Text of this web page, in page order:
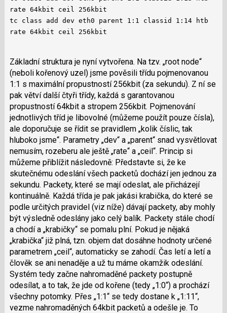
rate 64kbit ceil 256kbit
tc class add dev eth0 parent 1:1 classid 1:14 htb
rate 64kbit ceil 256kbit
Základní struktura je nyní vytvořena. Na tzv. „root node“
(neboli kořenový uzel) jsme pověsili třídu pojmenovanou
1:1 s maximální propustností 256kbit (za sekundu). Z ní se
pak větví další čtyři třídy, každá s garantovanou
propustností 64kbit a stropem 256kbit. Pojmenování
jednotlivých tříd je libovolné (můžeme použít pouze čísla),
ale doporučuje se řídit se pravidlem „kolik číslic, tak
hluboko jsme“. Parametry „dev“ a „parent“ snad vysvětlovat
nemusím, rozeberu ale ještě „rate“ a „ceil“. Princip si
můžeme přiblížit následovně: Představte si, že ke
skutečnému odeslání všech packetů dochází jen jednou za
sekundu. Packety, které se mají odeslat, ale přicházejí
kontinuálně. Každá třída je pak jakási krabička, do které se
podle určitých pravidel (viz níže) dávají packety, aby mohly
být výsledně odeslány jako celý balík. Packety stále chodí
a chodí a „krabičky“ se pomalu plní. Pokud je nějaká
„krabička“ již plná, tzn. objem dat dosáhne hodnoty určené
parametrem „ceil“, automaticky se zahodí. Čas letí a letí a
člověk se ani nenaděje a už tu máme okamžik odeslání.
Systém tedy začne nahromaděné packety postupně
odesílat, a to tak, že jde od kořene (tedy „1:0“) a prochází
všechny potomky. Přes „1:1“ se tedy dostane k „1:11“,
vezme nahromaděných 64kbit packetů a odešle je. To